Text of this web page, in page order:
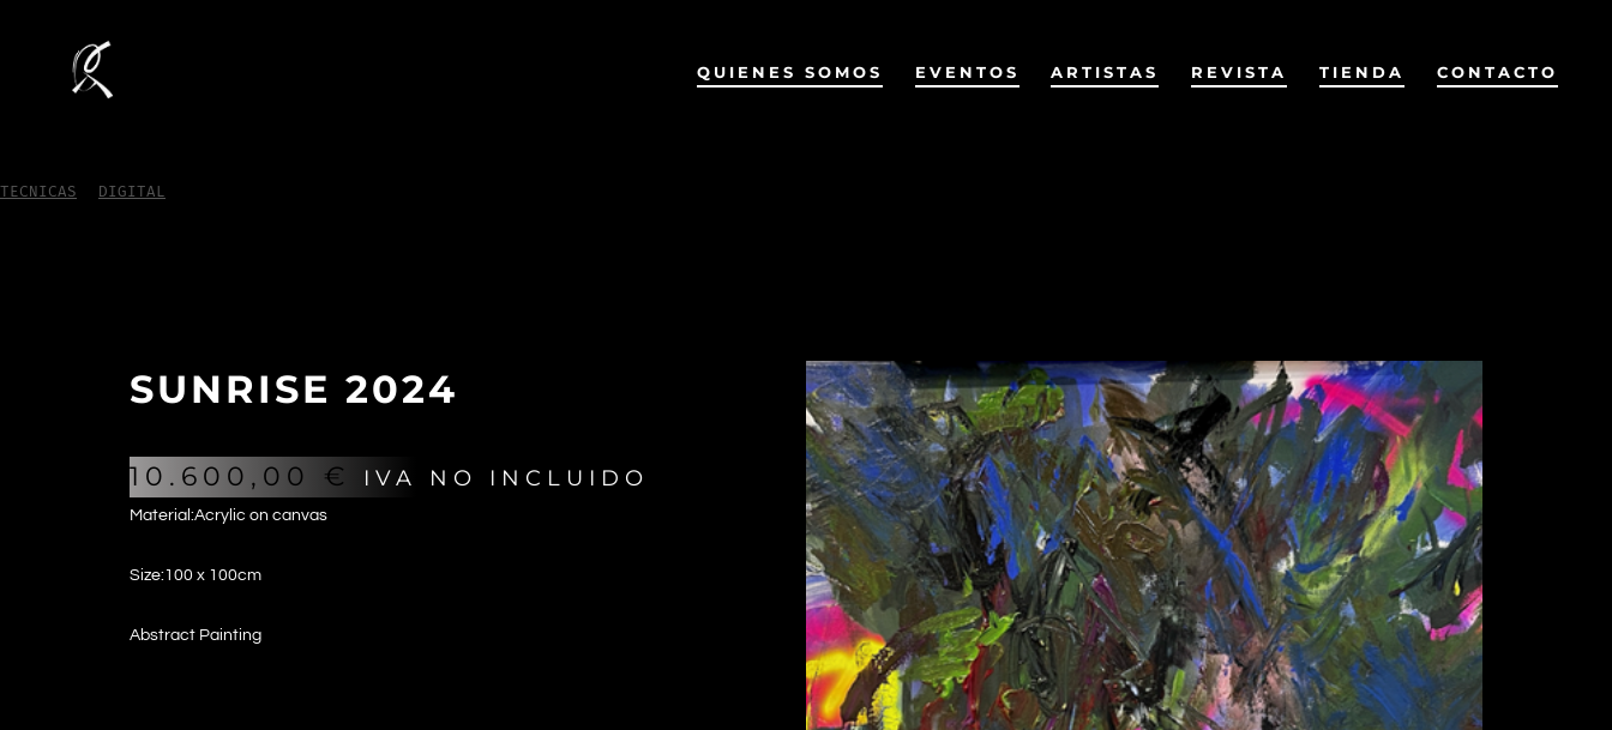
QUIENES SOMOS EVENTOS ARTISTAS REVISTA TIENDA CONTACTO
TECNICAS DIGITAL
SUNRISE 2024
10.600,00 € IVA NO INCLUIDO
Material:Acrylic on canvas
Size:100 x 100cm
Abstract Painting